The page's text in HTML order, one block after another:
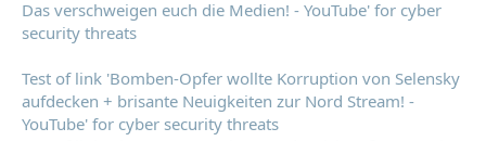
Das verschweigen euch die Medien! - YouTube' for cyber
security threats
Test of link 'Bomben-Opfer wollte Korruption von Selensky
aufdecken + brisante Neuigkeiten zur Nord Stream! -
YouTube' for cyber security threats